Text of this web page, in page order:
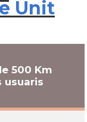
Unit
500 Km
usuaris